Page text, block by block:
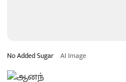
No Added Sugar AI Image